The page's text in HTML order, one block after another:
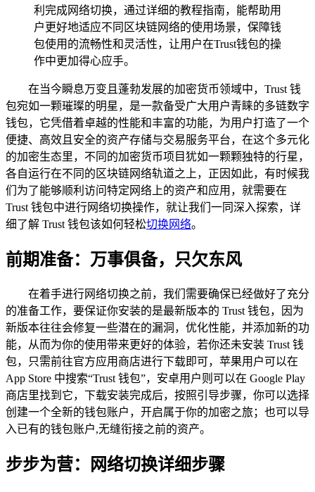
利完成网络切换，通过详细的教程指南，能帮助用
户更好地适应不同区块链网络的使用场景，保障钱
包使用的流畅性和灵活性，让用户在Trust钱包的操
作中更加得心应手。
在当今瞬息万变且蓬勃发展的加密货币领域中，Trust 钱
包宛如一颗璀璨的明星，是一款备受广大用户青睐的多链数字
钱包，它凭借着卓越的性能和丰富的功能，为用户打造了一个
便捷、高效且安全的资产存储与交易服务平台，在这个多元化
的加密生态里，不同的加密货币项目犹如一颗颗独特的行星，
各自运行在不同的区块链网络轨道之上，正因如此，有时候我
们为了能够顺利访问特定网络上的资产和应用，就需要在
Trust 钱包中进行网络切换操作，就让我们一同深入探索，详
细了解 Trust 钱包该如何轻松切换网络。
前期准备：万事俱备，只欠东风
在着手进行网络切换之前，我们需要确保已经做好了充分
的准备工作，要保证你安装的是最新版本的 Trust 钱包，因为
新版本往往会修复一些潜在的漏洞，优化性能，并添加新的功
能，从而为你的使用带来更好的体验，若你还未安装 Trust 钱
包，只需前往官方应用商店进行下载即可，苹果用户可以在
App Store 中搜索“Trust 钱包”，安卓用户则可以在 Google Play
商店里找到它，下载安装完成后，按照引导步骤，你可以选择
创建一个全新的钱包账户，开启属于你的加密之旅；也可以导
入已有的钱包账户,无缝衔接之前的资产。
步步为营：网络切换详细步骤